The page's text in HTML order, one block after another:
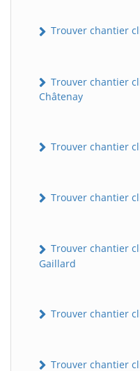
Trouver chantier
Trouver chantier
Châtenay
Trouver chantier
Trouver chantier
Trouver chantier
Gaillard
Trouver chantier
Trouver chantier